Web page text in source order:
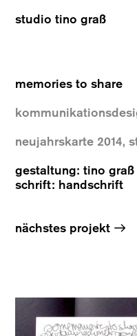
studio tino graß
memories to share
neujahrskarte 2014,
gestaltung: tino graß
schrift: handschrift
nächstes projekt →